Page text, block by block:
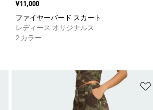
価格
¥11,000
ファイヤーバード スカート
レディース オリジナルス
2 カラー
ほしいものリストに追加